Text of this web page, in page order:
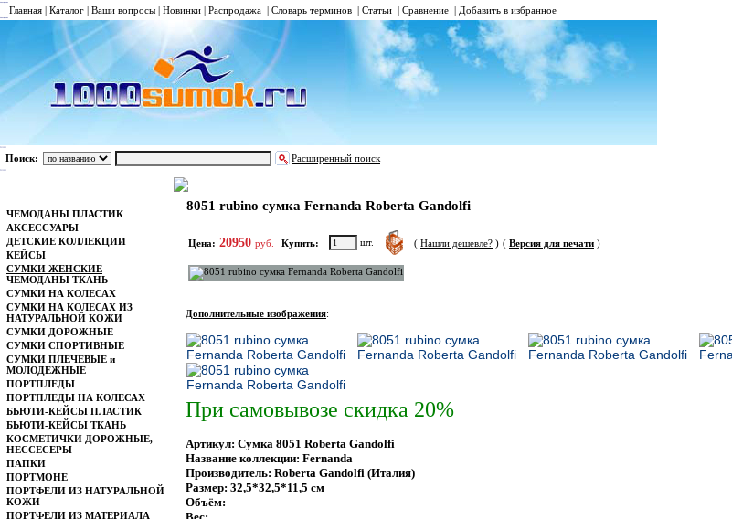
Главная | Каталог | Ваши вопросы | Новинки | Распродажа | Словарь терминов | Статьи | Сравнение | Добавить в избранное
Поиск: Расширенный поиск
ЧЕМОДАНЫ ПЛАСТИК
АКСЕССУАРЫ
ДЕТСКИЕ КОЛЛЕКЦИИ
КЕЙСЫ
СУМКИ ЖЕНСКИЕ
ЧЕМОДАНЫ ТКАНЬ
СУМКИ НА КОЛЕСАХ
СУМКИ НА КОЛЕСАХ ИЗ
НАТУРАЛЬНОЙ КОЖИ
СУМКИ ДОРОЖНЫЕ
СУМКИ СПОРТИВНЫЕ
СУМКИ ПЛЕЧЕВЫЕ и
МОЛОДЕЖНЫЕ
ПОРТПЛЕДЫ
ПОРТПЛЕДЫ НА КОЛЕСАХ
БЬЮТИ-КЕЙСЫ ПЛАСТИК
БЬЮТИ-КЕЙСЫ ТКАНЬ
КОСМЕТИЧКИ ДОРОЖНЫЕ,
НЕССЕСЕРЫ
ПАПКИ
ПОРТМОНЕ
ПОРТФЕЛИ ИЗ НАТУРАЛЬНОЙ
КОЖИ
ПОРТФЕЛИ ИЗ МАТЕРИАЛА
8051 rubino сумка Fernanda Roberta Gandolfi
Цена: 20950 руб. Купить: шт. ( Нашли дешевле? ) ( Версия для печати )
Дополнительные изображения:
При самовывозе скидка 20%
Артикул: Сумка 8051 Roberta Gandolfi
Название коллекции: Fernanda
Производитель: Roberta Gandolfi (Италия)
Размер: 32,5*32,5*11,5 см
Объём: